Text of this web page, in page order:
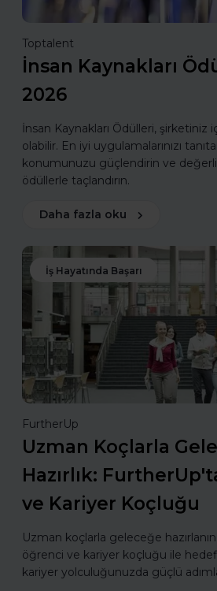
Toptalent
İnsan Kaynakları
2026
İnsan Kaynakları Ödülleri, şirketiniz
olabilir. En iyi uygulamalarınızı
konumunuzu güçlendirin ve değerli
ödüllerle taçlandırın.
Daha fazla oku
İş Hayatında Başarı
FurtherUp
Uzman Koçlarla
Hazırlık:
ve Kariyer Koçluğu
Uzman koçlarla geleceğe
öğrenci ve kariyer koçluğu ile
kariyer yolculuğunuzda güçlü